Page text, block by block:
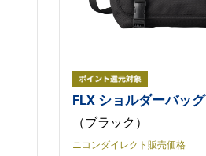
FLX ショルダーバッグ
（ブラック）
ニコンダイレクト販売価格